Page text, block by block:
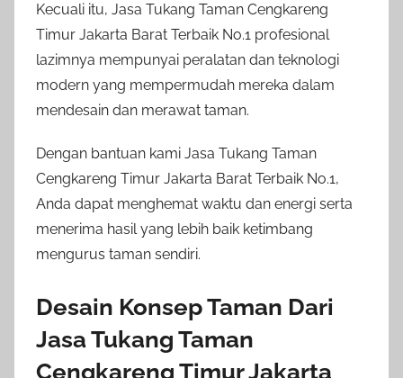
Kecuali itu, Jasa Tukang Taman Cengkareng
Timur Jakarta Barat Terbaik No.1 profesional
lazimnya mempunyai peralatan dan teknologi
modern yang mempermudah mereka dalam
mendesain dan merawat taman.
Dengan bantuan kami Jasa Tukang Taman
Cengkareng Timur Jakarta Barat Terbaik No.1,
Anda dapat menghemat waktu dan energi serta
menerima hasil yang lebih baik ketimbang
mengurus taman sendiri.
Desain Konsep Taman Dari
Jasa Tukang Taman
Cengkareng Timur Jakarta